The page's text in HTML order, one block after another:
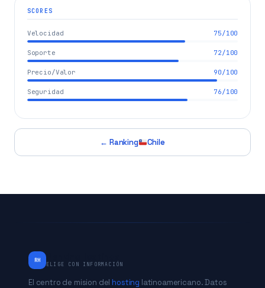
SCORES
Velocidad 75/100
Soporte 72/100
Precio/Valor 90/100
Seguridad 76/100
← Ranking Chile
RH
ELIGE CON INFORMACIÓN
El centro de mision del hosting latinoamericano. Datos